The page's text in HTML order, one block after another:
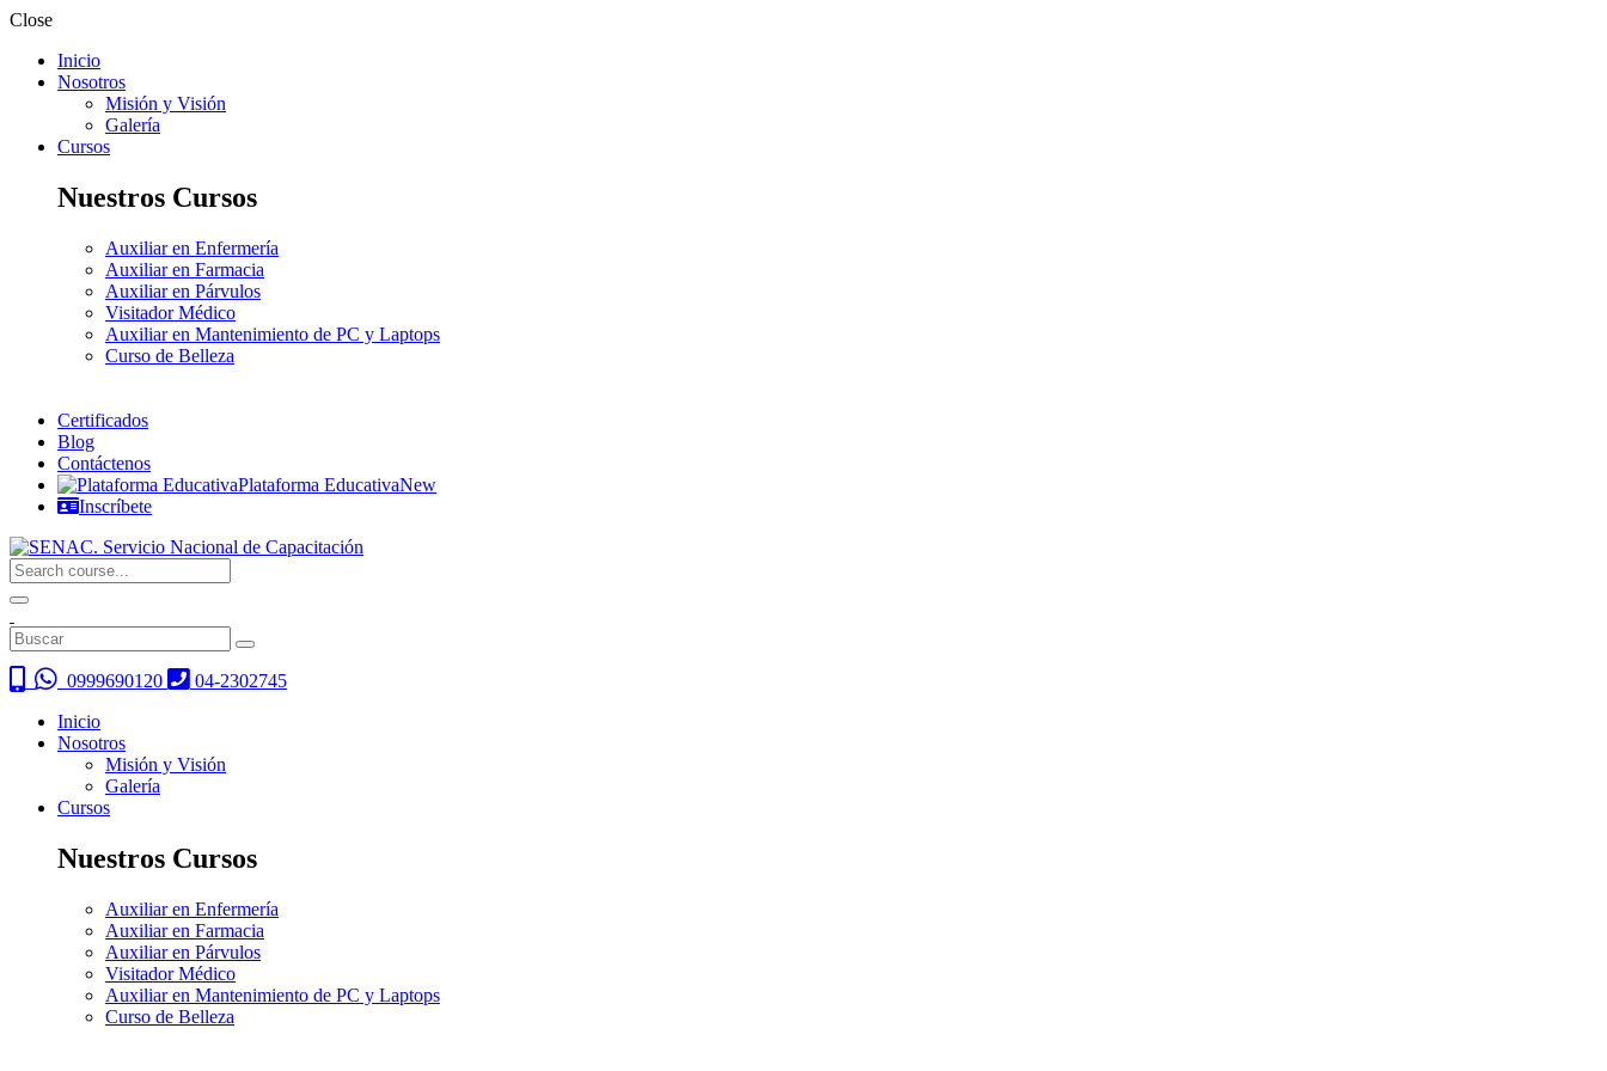
Close
Inicio
Nosotros
Misión y Visión
Galería
Cursos
Nuestros Cursos
Auxiliar en Enfermería
Auxiliar en Farmacia
Auxiliar en Párvulos
Visitador Médico
Auxiliar en Mantenimiento de PC y Laptops
Curso de Belleza
Certificados
Blog
Contáctenos
Plataforma EducativaNew
Inscríbete
0999690120
04-2302745
Inicio
Nosotros
Misión y Visión
Galería
Cursos
Nuestros Cursos
Auxiliar en Enfermería
Auxiliar en Farmacia
Auxiliar en Párvulos
Visitador Médico
Auxiliar en Mantenimiento de PC y Laptops
Curso de Belleza